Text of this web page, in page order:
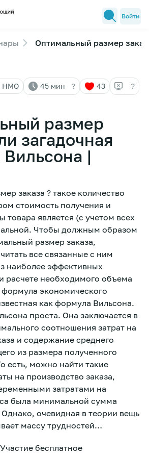
Войти
Оптимальный размер
НМО 45 мин ? 43 ?
размер
загадочная
|
заказа ? такое количество
стоимость получения и
товара является (с учетом всех
Чтобы должным образом
размер заказа,
все связанные с ним
наиболее эффективных
расчете необходимого объема
формула экономического
как формула Вильсона.
проста. Она заключается в
соотношения затрат на
и содержание среднего
из размера полученного
есть, можно найти такие
на производство заказа,
затратами на
была минимальной сумма
очевидная в теории вещь
массу трудностей…
Участие бесплатное